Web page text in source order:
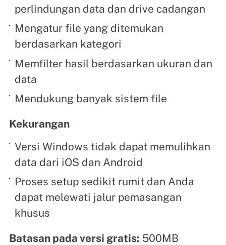
perlindungan data dan drive cadangan
Mengatur file yang ditemukan
berdasarkan kategori
Memfilter hasil berdasarkan ukuran dan
data
Mendukung banyak sistem file
Kekurangan
Versi Windows tidak dapat memulihkan
data dari iOS dan Android
Proses setup sedikit rumit dan Anda
dapat melewati jalur pemasangan
khusus
Batasan pada versi gratis: 500MB